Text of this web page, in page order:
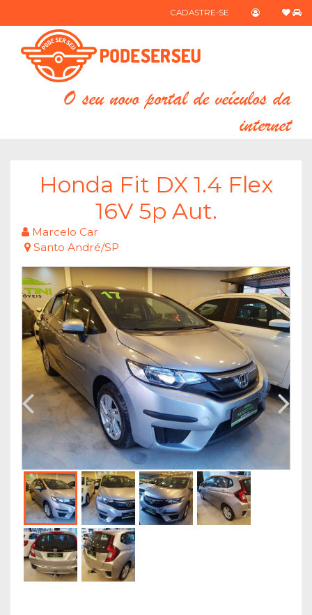
CADASTRE-SE
O seu novo portal de veículos da
internet
Honda Fit DX 1.4 Flex
16V 5p Aut.
Marcelo Car
Santo André/SP